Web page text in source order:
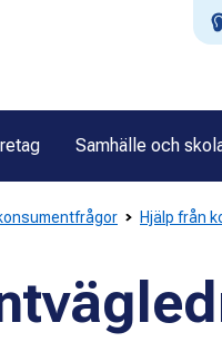
Samhälle och
Hjälp från